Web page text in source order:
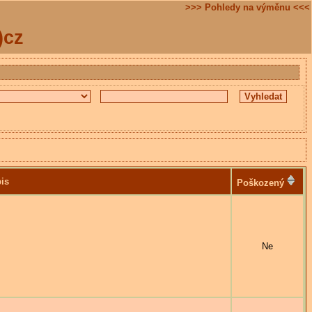
>>> Pohledy na výměnu <<<
Poškozený
Ne